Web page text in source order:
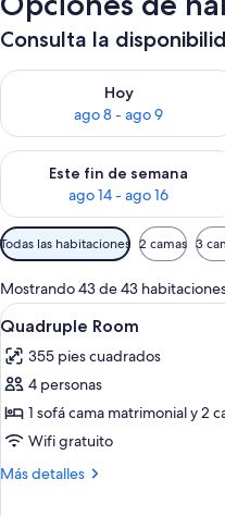
Consulta la
Hoy
ago 8 - ago 9
Consulta la disponibilidad
Este fin de semana
ago 14 - ago 16
Consulta la disponibilidad
Filtros
disponibles
para
las
habitaciones
Todas las habitaciones 2 camas 3
Mostrando 43 de 43
Abrir
todas
las
fotos
de
Quadruple
Room
4
Quadruple Room
355 pies cuadrados
4 personas
1 sofá cama matrimonial y 2
Wifi gratuito
Más detalles
Más